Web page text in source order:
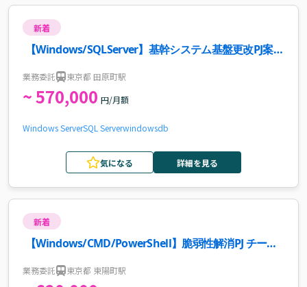
新着
【Windows/SQLServer】基幹システム基盤更改PJ案
業務委託 東京都 田原町駅
~ 570,000 円/月額
Windows ServerSQL Serverwindowsdb
気になる 詳細を見る
新着
【Windows/CMD/PowerShell】脆弱性解消PJ チーム
業務委託 東京都 東陽町駅